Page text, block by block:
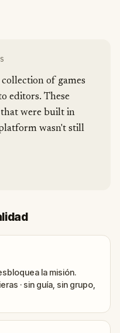
of games
editors. These
were built in
wasn't still
la misión.
· sin guía, sin grupo,